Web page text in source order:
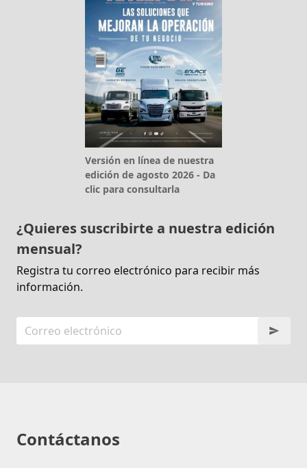
Versión en línea de nuestra
edición de agosto 2026 - Da
clic para consultarla
¿Quieres suscribirte a nuestra edición
mensual?
Registra tu correo electrónico para recibir más
información.
Contáctanos